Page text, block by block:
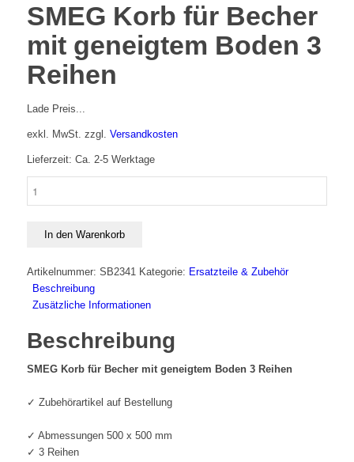
SMEG Korb für Becher
mit geneigtem Boden 3
Reihen
Lade Preis...
exkl. MwSt. zzgl. Versandkosten
Lieferzeit: Ca. 2-5 Werktage
Becher
geneigtem
Boden
Menge
In den Warenkorb
Artikelnummer: SB2341 Kategorie: Ersatzteile & Zubehör
Beschreibung
Zusätzliche Informationen
Beschreibung
SMEG Korb für Becher mit geneigtem Boden 3 Reihen
✓ Zubehörartikel auf Bestellung
✓ Abmessungen 500 x 500 mm
✓ 3 Reihen